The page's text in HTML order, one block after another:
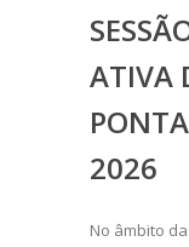
ATIVA
2026
No âmbito